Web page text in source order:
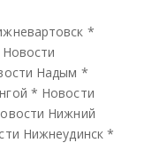
*
Новости
Надым *
* Новости
Нижний
Нижнеудинск *